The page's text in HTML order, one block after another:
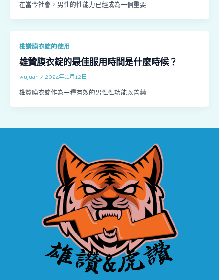
在當今社會，男性的性能力已經成為一個重要
雄讚膜衣錠的使用
雄贊膜衣錠的最佳服用時間是什麼時候？
wujuan / 2024年11月12日
雄贊膜衣錠作為一種有效的男性性功能改善藥